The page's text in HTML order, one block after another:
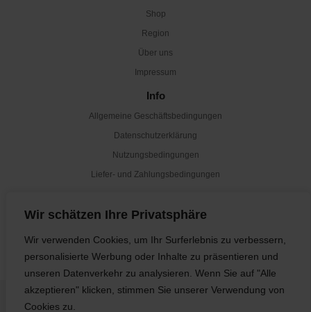
Wir schätzen Ihre Privatsphäre
Wir verwenden Cookies, um Ihr Surferlebnis zu verbessern,
personalisierte Werbung oder Inhalte zu präsentieren und
unseren Datenverkehr zu analysieren. Wenn Sie auf "Alle
akzeptieren" klicken, stimmen Sie unserer Verwendung von
Cookies zu.
Shop
Region
Über uns
Impressum
Info
Allgemeine Geschäftsbedingungen
Datenschutzerklärung
Nutzungsbedingungen
Liefer- und Zahlungsbedingungen
© 2024 Borwein | Alle Rechte vorbehalten